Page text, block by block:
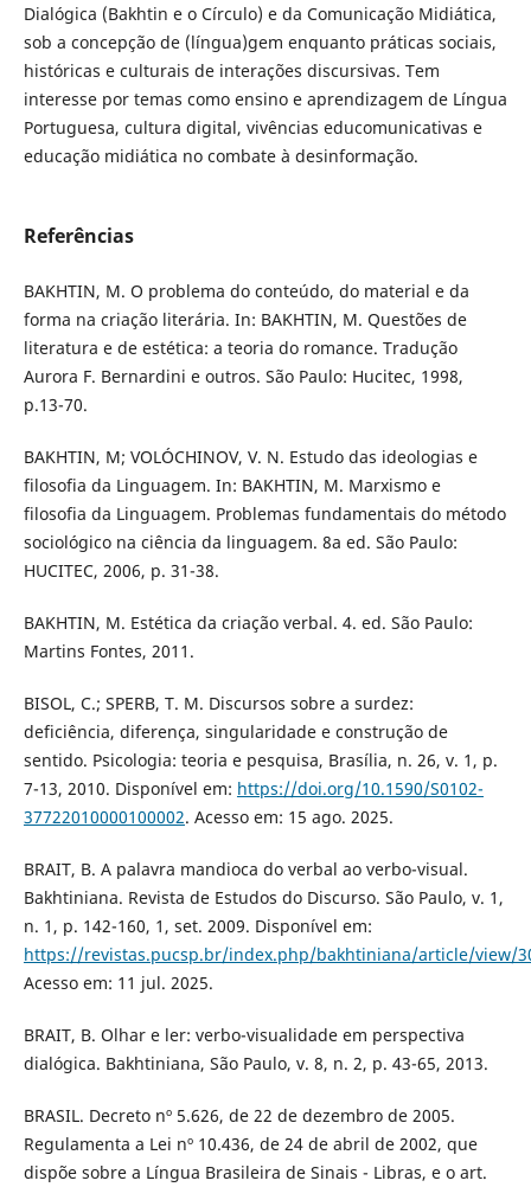
Dialógica (Bakhtin e o Círculo) e da Comunicação Midiática,
sob a concepção de (língua)gem enquanto práticas sociais,
históricas e culturais de interações discursivas. Tem
interesse por temas como ensino e aprendizagem de Língua
Portuguesa, cultura digital, vivências educomunicativas e
educação midiática no combate à desinformação.
Referências
BAKHTIN, M. O problema do conteúdo, do material e da
forma na criação literária. In: BAKHTIN, M. Questões de
literatura e de estética: a teoria do romance. Tradução
Aurora F. Bernardini e outros. São Paulo: Hucitec, 1998,
p.13-70.
BAKHTIN, M; VOLÓCHINOV, V. N. Estudo das ideologias e
filosofia da Linguagem. In: BAKHTIN, M. Marxismo e
filosofia da Linguagem. Problemas fundamentais do método
sociológico na ciência da linguagem. 8a ed. São Paulo:
HUCITEC, 2006, p. 31-38.
BAKHTIN, M. Estética da criação verbal. 4. ed. São Paulo:
Martins Fontes, 2011.
BISOL, C.; SPERB, T. M. Discursos sobre a surdez:
deficiência, diferença, singularidade e construção de
sentido. Psicologia: teoria e pesquisa, Brasília, n. 26, v. 1, p.
7-13, 2010. Disponível em: https://doi.org/10.1590/S0102-
37722010000100002. Acesso em: 15 ago. 2025.
BRAIT, B. A palavra mandioca do verbal ao verbo-visual.
Bakhtiniana. Revista de Estudos do Discurso. São Paulo, v. 1,
n. 1, p. 142-160, 1, set. 2009. Disponível em:
https://revistas.pucsp.br/index.php/bakhtiniana/article/view/
Acesso em: 11 jul. 2025.
BRAIT, B. Olhar e ler: verbo-visualidade em perspectiva
dialógica. Bakhtiniana, São Paulo, v. 8, n. 2, p. 43-65, 2013.
BRASIL. Decreto nº 5.626, de 22 de dezembro de 2005.
Regulamenta a Lei nº 10.436, de 24 de abril de 2002, que
dispõe sobre a Língua Brasileira de Sinais - Libras, e o art.